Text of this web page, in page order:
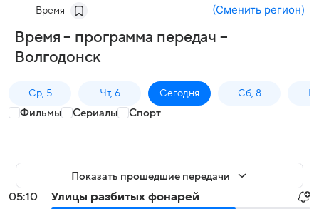
Время (Сменить регион)
Время – программа передач –
Волгодонск
Ср, 5 Чт, 6 Сегодня Сб, 8
Фильмы Сериалы Спорт
Показать прошедшие передачи
05:10
Улицы разбитых фонарей